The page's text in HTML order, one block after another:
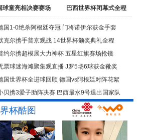
球童亮相决赛赛场 巴西世界杯闭幕式全程
国1-0绝杀阿根廷夺冠 门将诺伊尔获金手套
克尔携手普京观战 14世界杯颁奖典礼全程
约尔携超模展大力神杯 五星红旗赛场抢镜
票球迷海滩聚集观直播 J罗5场6球获金靴奖
国世界杯全进球回顾 德国vs阿根廷对阵花絮
贝携3爱子助阵决赛 巴西最水9号退出国家队
杯酷图